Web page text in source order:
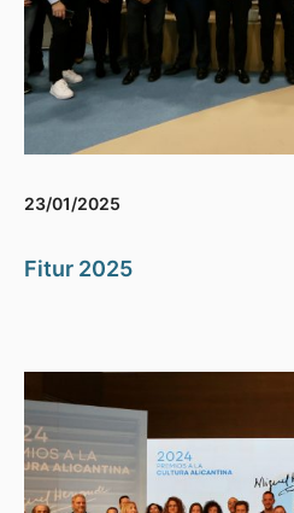
23/01/2025
Fitur 2025